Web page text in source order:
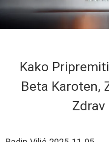
Kako
Beta Karoten,
Zdrav